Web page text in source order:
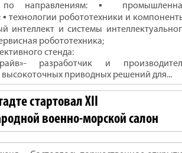
по направлениям: ▪
▪ технологии робототехники и
интеллект и системы
робототехника;
стенда:
разработчик и
приводных решений для...
стартовал XII
военно-морской салон